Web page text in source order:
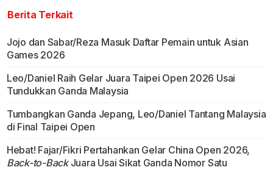
Berita Terkait
Jojo dan Sabar/Reza Masuk Daftar Pemain untuk Asian
Games 2026
Leo/Daniel Raih Gelar Juara Taipei Open 2026 Usai
Tundukkan Ganda Malaysia
Tumbangkan Ganda Jepang, Leo/Daniel Tantang Malaysia
di Final Taipei Open
Hebat! Fajar/Fikri Pertahankan Gelar China Open 2026,
Back-to-BackJuara Usai Sikat Ganda Nomor Satu